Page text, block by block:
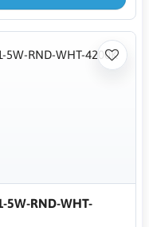
5W-RND-WHT-